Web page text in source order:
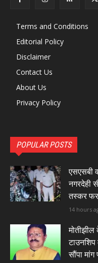
Terms and Conditions
Editorial Policy
Disclaimer
Contact Us
About Us
Privacy Policy
POPULAR POSTS
एसएसबी
नगरदेही
तस्कर
14 hours
टाउनशिप
सौंपा मांग